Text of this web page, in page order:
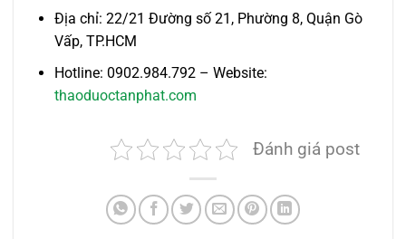
Địa chỉ: 22/21 Đường số 21, Phường 8, Quận Gò
Vấp, TP.HCM
Hotline: 0902.984.792 – Website:
thaoduoctanphat.com
Đánh giá post